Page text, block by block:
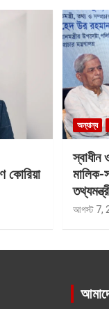
কোরিয়া
অন্যান্য
মালিক-
আগস্ট 7,